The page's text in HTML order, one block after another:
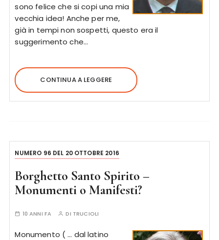
sono felice che si copi una mia
vecchia idea! Anche per me,
già in tempi non sospetti, questo era il
suggerimento che…
CONTINUA A LEGGERE
NUMERO 96 DEL 20 OTTOBRE 2016
Borghetto Santo Spirito –
Monumenti o Manifesti?
10 ANNI FA DI TRUCIOLI
Monumento ( … dal latino